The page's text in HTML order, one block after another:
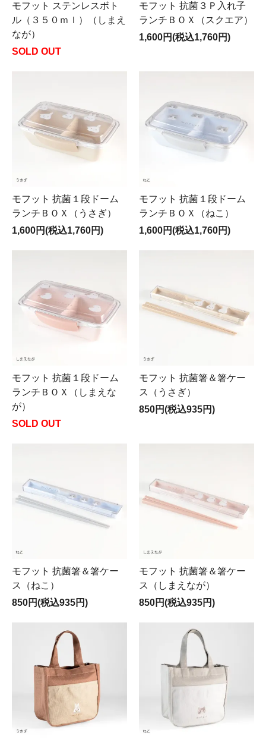
モフット ステンレスボト
ル（３５０ｍｌ）（しまえ
なが）
SOLD OUT
モフット 抗菌３Ｐ入れ子
ランチＢＯＸ（スクエア）
1,600円(税込1,760円)
モフット 抗菌１段ドーム
ランチＢＯＸ（うさぎ）
1,600円(税込1,760円)
モフット 抗菌１段ドーム
ランチＢＯＸ（ねこ）
1,600円(税込1,760円)
モフット 抗菌１段ドーム
ランチＢＯＸ（しまえな
が）
SOLD OUT
モフット 抗菌箸＆箸ケー
ス（うさぎ）
850円(税込935円)
モフット 抗菌箸＆箸ケー
ス（ねこ）
850円(税込935円)
モフット 抗菌箸＆箸ケー
ス（しまえなが）
850円(税込935円)